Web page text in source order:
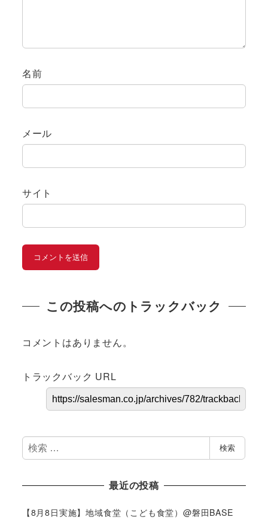
名前
メール
サイト
この投稿へのトラックバック
コメントはありません。
トラックバック URL
検
索
検索
最近の投稿
【8月8日実施】地域食堂（こども食堂）@磐田BASE